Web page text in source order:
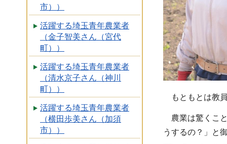
市））
活躍する埼玉青年農業者
（金子智美さん（宮代
町））
活躍する埼玉青年農業者
（清水京子さん（神川
町））
活躍する埼玉青年農業者
（横田歩美さん（加須
市））
もともとは教
農業は驚くこ
うするの？」と